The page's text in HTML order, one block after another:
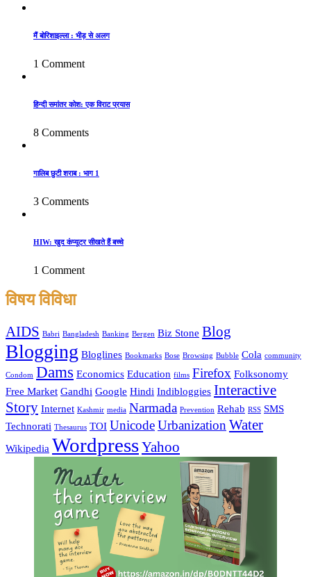
मैं बोरिशाइल्ला : भीड़ से अलग
1 Comment
हिन्दी समांतर कोश: एक विराट प्रयास
8 Comments
गालिब छुटी शराब : भाग 1
3 Comments
HIW: खुद कंप्यूटर सीखते हैं बच्चे
1 Comment
विषय विविधा
AIDS Babri Bangladesh Banking Bergen Biz Stone Blog
Blogging Bloglines Bookmarks Bose Browsing Bubble Cola community
Condom Dams Economics Education films Firefox Folksonomy
Free Market Gandhi Google Hindi Indibloggies Interactive
Story Internet Kashmir media Narmada Prevention Rehab RSS SMS
Technorati Thesaurus TOI UnicodeUrbanization Water
Wikipedia WordpressYahoo